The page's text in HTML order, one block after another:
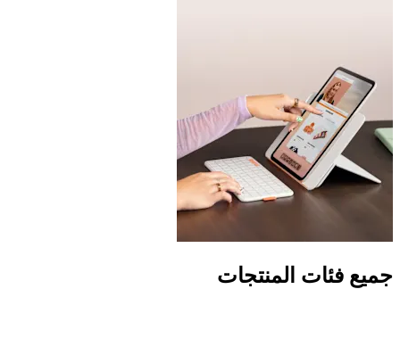
جميع فئات المنتجات